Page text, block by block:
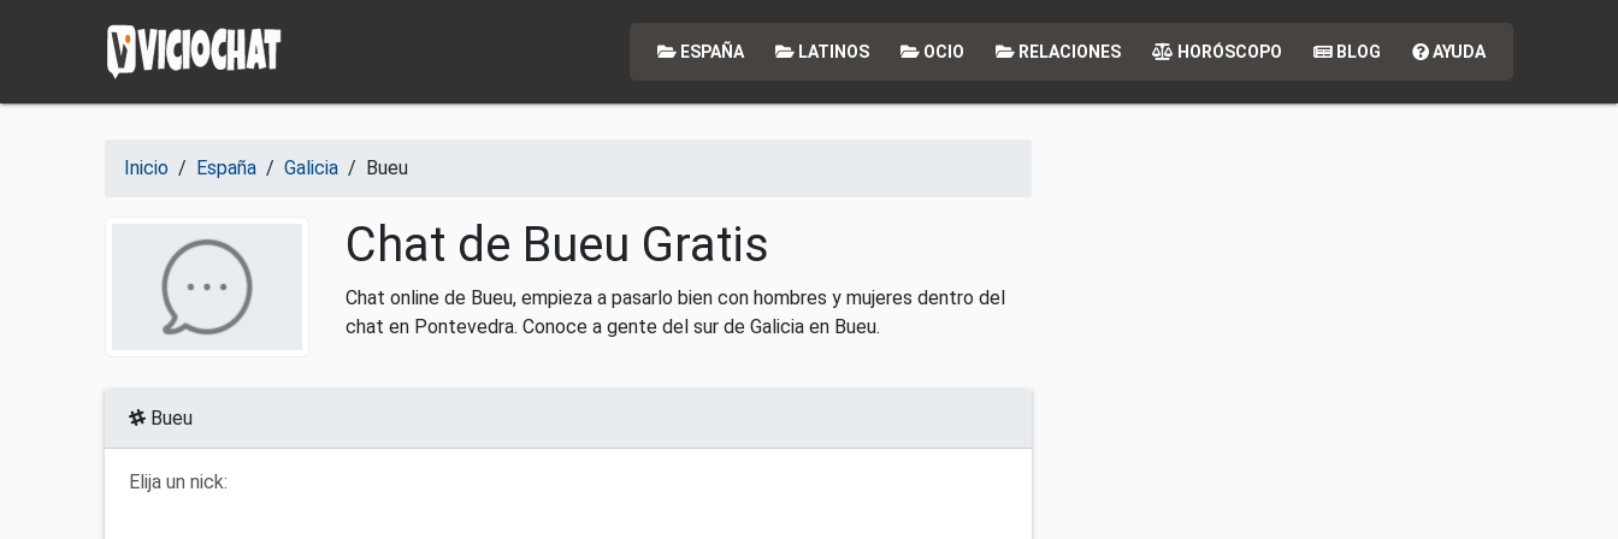
ESPAÑA LATINOS OCIO RELACIONES HORÓSCOPO BLOG AYUDA
Inicio / España / Galicia / Bueu
Chat de Bueu Gratis
Chat online de Bueu, empieza a pasarlo bien con hombres y mujeres dentro del
chat en Pontevedra. Conoce a gente del sur de Galicia en Bueu.
Bueu
Elija un nick: